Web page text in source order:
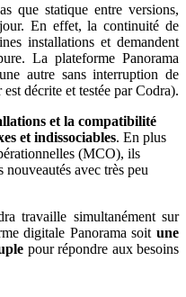
que statique entre versions,
En effet, la continuité de
installations et demandent
La plateforme Panorama
autre sans interruption de
décrite et testée par Codra).
et la compatibilité
et indissociables. En plus
(MCO), ils
nouveautés avec très peu
travaille simultanément sur
digitale Panorama soit une
pour répondre aux besoins